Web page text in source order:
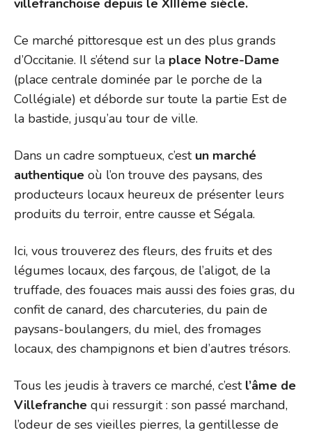
villefranchoise depuis le XIIIème siècle.
Ce marché pittoresque est un des plus grands
d’Occitanie. Il s’étend sur la place Notre-Dame
(place centrale dominée par le porche de la
Collégiale) et déborde sur toute la partie Est de
la bastide, jusqu’au tour de ville.
Dans un cadre somptueux, c’estun marché
authentique où l’on trouve des paysans, des
producteurs locaux heureux de présenter leurs
produits du terroir, entre causse et Ségala.
Ici, vous trouverez des fleurs, des fruits et des
légumes locaux, des farçous, de l’aligot, de la
truffade, des fouaces mais aussi des foies gras, du
confit de canard, des charcuteries, du pain de
paysans-boulangers, du miel, des fromages
locaux, des champignons et bien d’autres trésors.
Tous les jeudis à travers ce marché, c’est l’âme de
Villefranche qui ressurgit : son passé marchand,
l’odeur de ses vieilles pierres, la gentillesse de